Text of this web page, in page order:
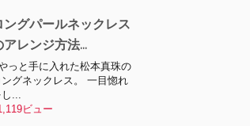
ングパールネックレス
アレンジ方法...
っと手に入れた松本真珠の
ングネックレス。 一目惚れ
し...
ビュー